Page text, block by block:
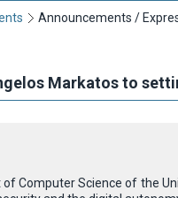
Announcements /
Markatos to
Computer Science of the